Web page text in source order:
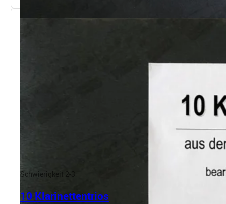
Schwierigkeit 2-3
10 Klarinettentrios